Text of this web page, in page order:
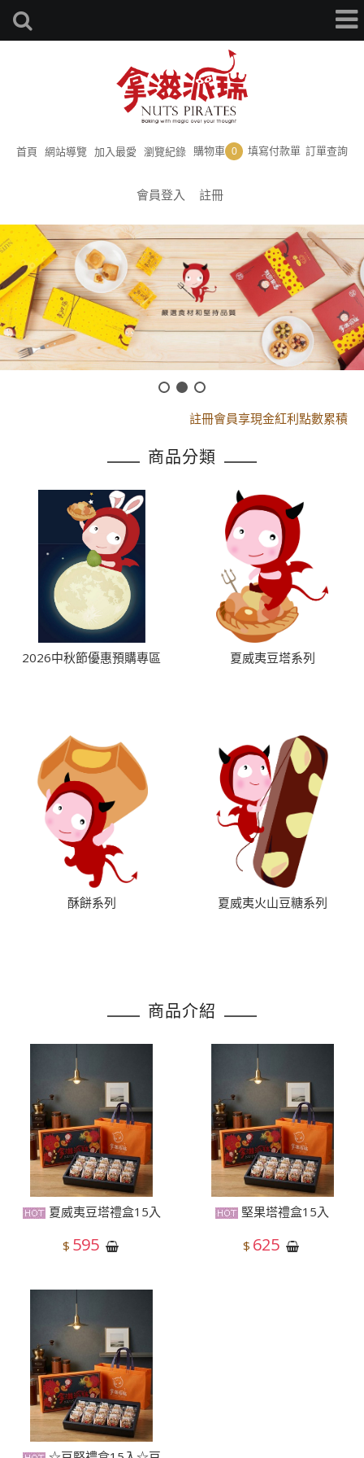
首頁 網站導覽 加入最愛 瀏覽紀錄 購物車 0 填寫付款單 訂單查詢
會員登入 註冊
黑貓配送時間更改須知
註冊會員享現金紅利點數累積
黑貓配送時間更改須知
商品分類
2026中秋節優惠預購專區 夏威夷豆塔系列
酥餅系列 夏威夷火山豆糖系列
商品介紹
夏威夷豆塔禮盒15入
$ 595
堅果塔禮盒15入
$ 625